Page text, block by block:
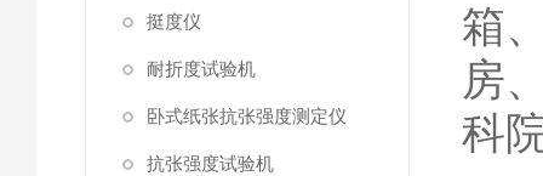
挺度仪
耐折度试验机
卧式纸张抗张强度测定仪
抗张强度试验机
箱
房
科